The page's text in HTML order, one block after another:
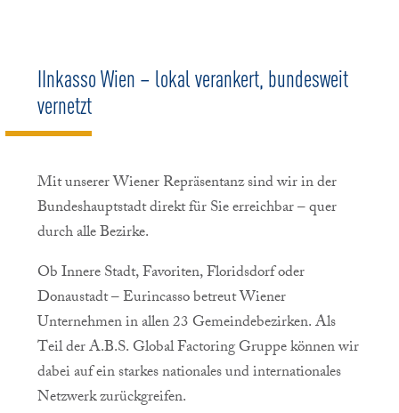
IInkasso Wien – lokal verankert, bundesweit
vernetzt
Mit unserer Wiener Repräsentanz sind wir in der
Bundeshauptstadt direkt für Sie erreichbar – quer
durch alle Bezirke.
Ob Innere Stadt, Favoriten, Floridsdorf oder
Donaustadt – Eurincasso betreut Wiener
Unternehmen in allen 23 Gemeindebezirken. Als
Teil der A.B.S. Global Factoring Gruppe können wir
dabei auf ein starkes nationales und internationales
Netzwerk zurückgreifen.